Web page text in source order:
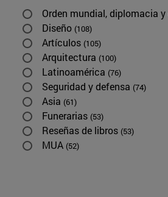
Orden mundial, diplomacia
Diseño (108)
Artículos (105)
Arquitectura (100)
Latinoamérica (76)
Seguridad y defensa (74)
Asia (61)
Funerarias (53)
Reseñas de libros (53)
MUA (52)